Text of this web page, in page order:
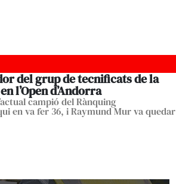
del grup de tecnificats de la
l’Open d’Andorra
campió del Rànquing
en va fer 36, i Raymund Mur va quedar